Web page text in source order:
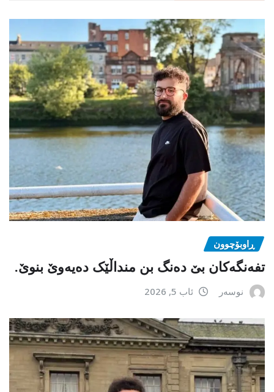
ڕاوبۆچوون
تفەنگەکان بێ دەنگ بن منداڵێک دەیەوێ بنوێ.
نوسەر ئاب 5, 2026